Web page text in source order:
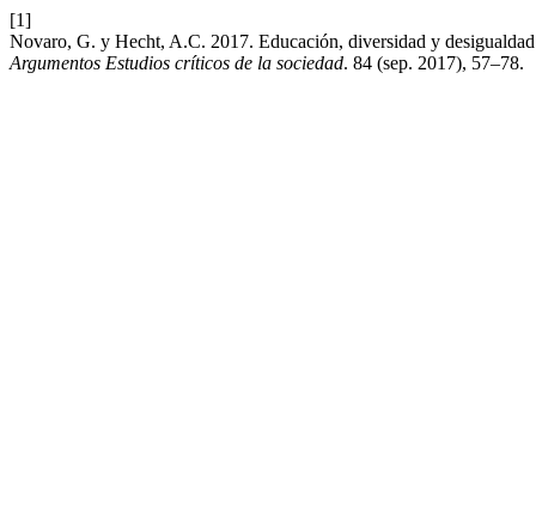
[1]
Novaro, G. y Hecht, A.C. 2017. Educación, diversidad y
Argumentos Estudios críticos de la sociedad. 84 (sep. 2017), 57–78.